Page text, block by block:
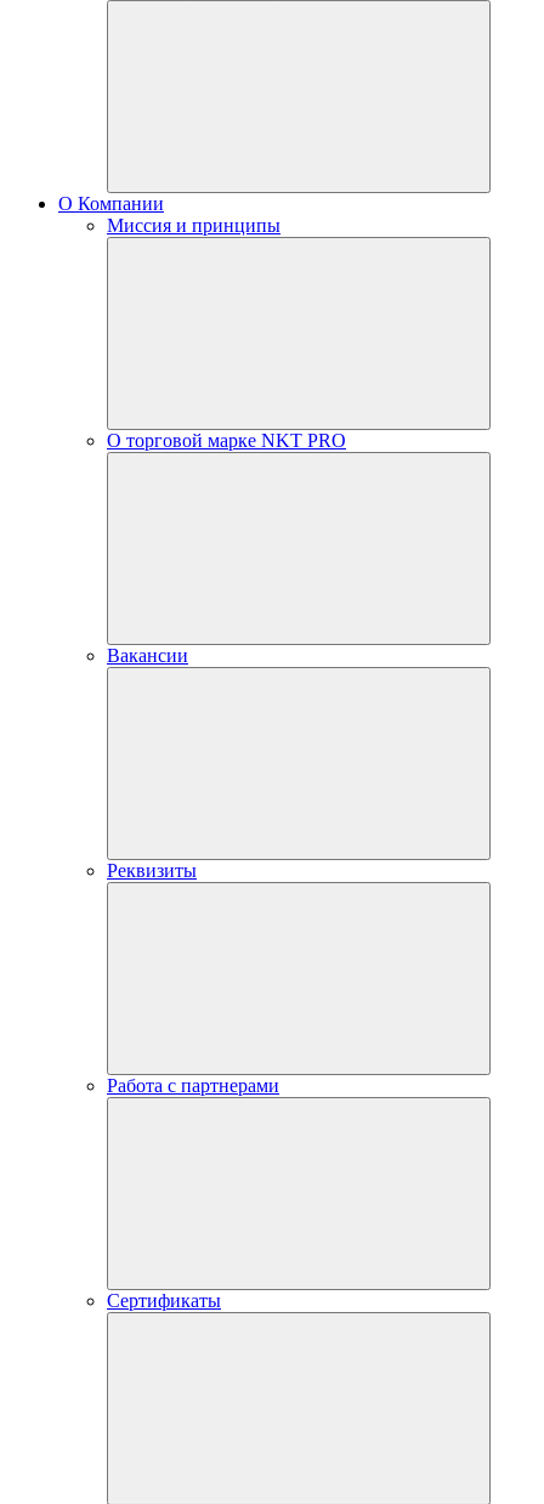
О Компании
Миссия и принципы
О торговой марке NKT PRO
Вакансии
Реквизиты
Работа с партнерами
Сертификаты